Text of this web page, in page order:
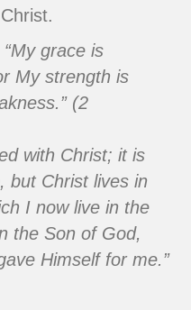
grace is
My strength is
(2
with Christ; it is
but Christ lives in
I now live in the
the Son of God,
Himself for me.”